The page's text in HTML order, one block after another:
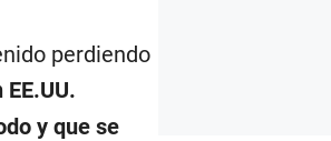
perdiendo
y que se